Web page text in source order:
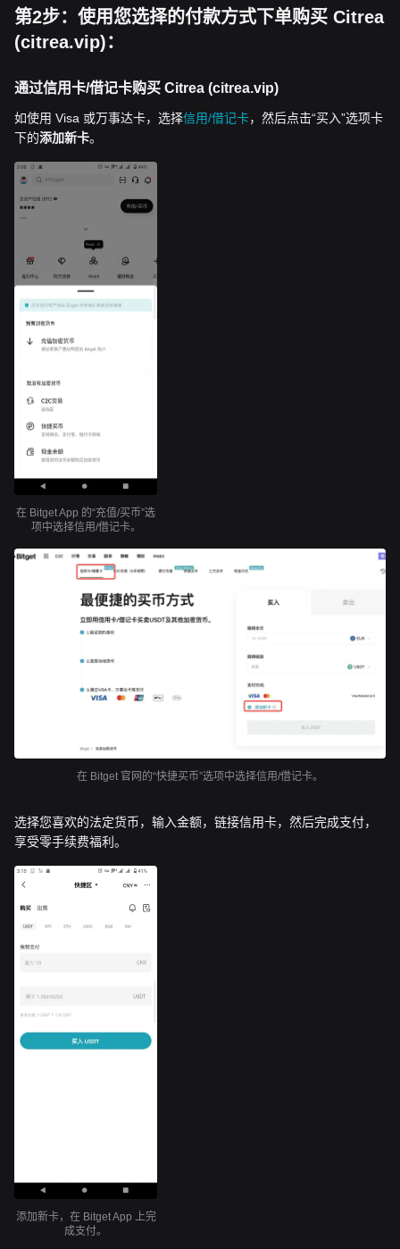
第2步：使用您选择的付款方式下单购买 Citrea
(citrea.vip)：
通过信用卡/借记卡购买 Citrea (citrea.vip)
如使用 Visa 或万事达卡，选择信用/借记卡，然后点击“买入”选项卡
下的添加新卡。
在 Bitget App 的“充值/买币”选
项中选择信用/借记卡。
在 Bitget 官网的“快捷买币”选项中选择信用/借记卡。
选择您喜欢的法定货币，输入金额，链接信用卡，然后完成支付，
享受零手续费福利。
添加新卡，在 Bitget App 上完
成支付。